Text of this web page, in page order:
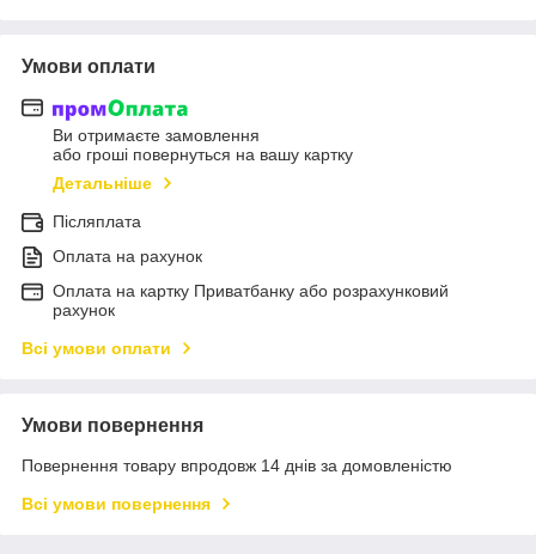
Умови оплати
Ви отримаєте замовлення
або гроші повернуться на вашу картку
Детальніше
Післяплата
Оплата на рахунок
Оплата на картку Приватбанку або розрахунковий
рахунок
Всі умови оплати
Умови повернення
Повернення товару впродовж 14 днів за домовленістю
Всі умови повернення